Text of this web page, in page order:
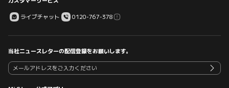
ライブチャット 0120-767-378
当社ニュースレターの配信登録をお願いします。